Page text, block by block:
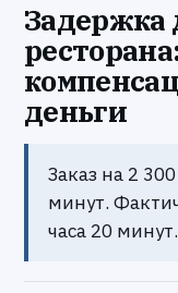
Задержка
деньги
Заказ на 2
минут.
часа 20